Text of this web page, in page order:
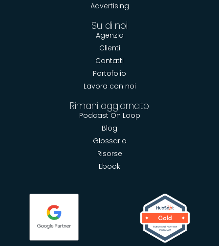
Advertising
Su di noi
Agenzia
Clienti
Contatti
Portofolio
Lavora con noi
Rimani aggiornato
Podcast On Loop
Blog
Glossario
Risorse
Ebook